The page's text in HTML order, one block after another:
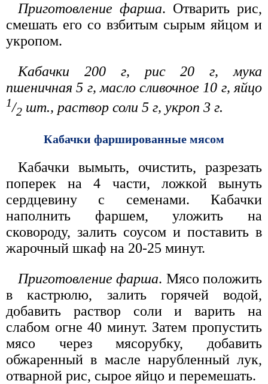
Приготовление фарша. Отварить рис,
смешать его со взбитым сырым яйцом и
укропом.
Кабачки 200 г, рис 20 г, мука
пшеничная 5 г, масло сливочное 10 г, яйцо
1/2 шт., раствор соли 5 г, укроп 3 г.
Кабачки фаршированные мясом
Кабачки вымыть, очистить, разрезать
поперек на 4 части, ложкой вынуть
сердцевину с семенами. Кабачки
наполнить фаршем, уложить на
сковороду, залить соусом и поставить в
жарочный шкаф на 20-25 минут.
Приготовление фарша. Мясо положить
в кастрюлю, залить горячей водой,
добавить раствор соли и варить на
слабом огне 40 минут. Затем пропустить
мясо через мясорубку, добавить
обжаренный в масле нарубленный лук,
отварной рис, сырое яйцо и перемешать.